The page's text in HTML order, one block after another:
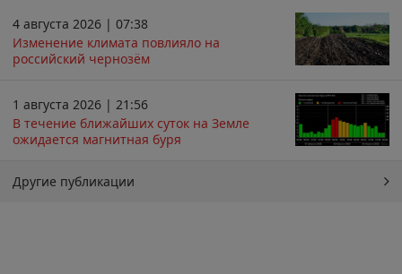
4 августа 2026 | 07:38
Изменение климата повлияло на
российский чернозём
1 августа 2026 | 21:56
В течение ближайших суток на Земле
ожидается магнитная буря
Другие публикации